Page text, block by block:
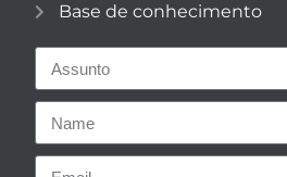
Base de conhecimento